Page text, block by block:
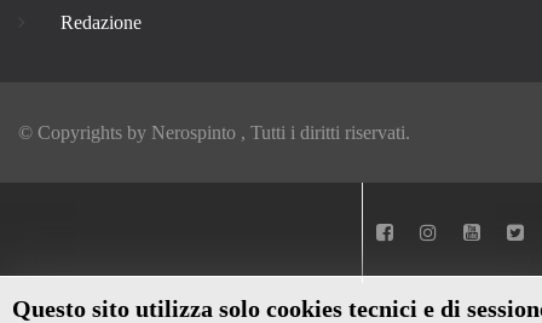
Questo sito utilizza solo cookies tecnici e di
Redazione
© Copyrights by Nerospinto , Tutti i diritti riservati.